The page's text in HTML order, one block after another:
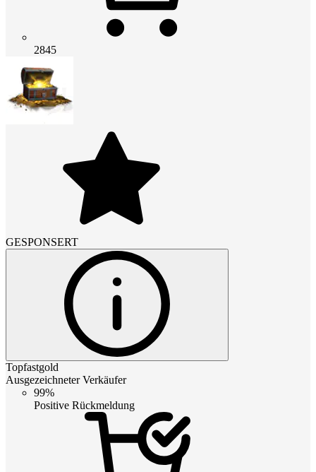
2845
GESPONSERT
Topfastgold
Ausgezeichneter Verkäufer
99%
Positive Rückmeldung